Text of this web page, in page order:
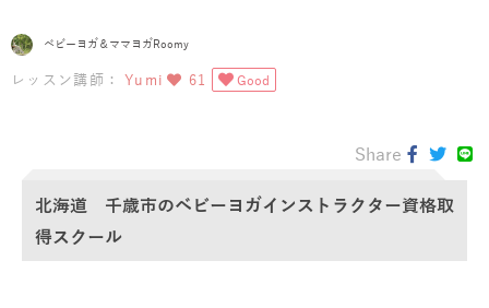
ベビーヨガ＆ママヨガRoomy
レッスン講師： Yumi 61 Good
Share
北海道 千歳市のベビーヨガインストラクター資格取
得スクール